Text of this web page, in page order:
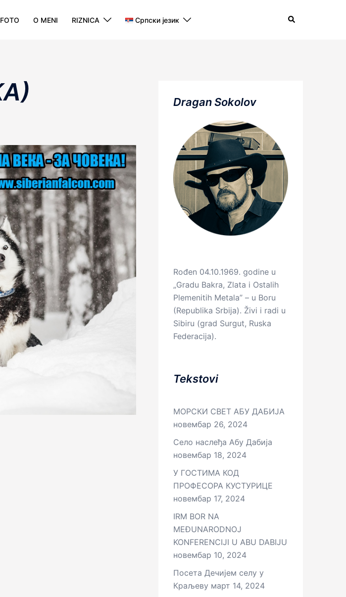
FOTO O MENI RIZNICA Српски језик Search
Dragan Sokolov
Rođen 04.10.1969. godine u
„Gradu Bakra, Zlata i Ostalih
Plemenitih Metala” – u Boru
(Republika Srbija). Živi i radi u
Sibiru (grad Surgut, Ruska
Federacija).
Tekstovi
МОРСКИ СВЕТ АБУ ДАБИЈА
новембар 26, 2024
Село наслеђа Абу Дабија
новембар 18, 2024
У ГОСТИМА КОД
ПРОФЕСОРА КУСТУРИЦЕ
новембар 17, 2024
IRM BOR NA
MEĐUNARODNOJ
KONFERENCIJI U ABU DABIJU
новембар 10, 2024
Посета Дечијем селу у
Краљеву март 14, 2024